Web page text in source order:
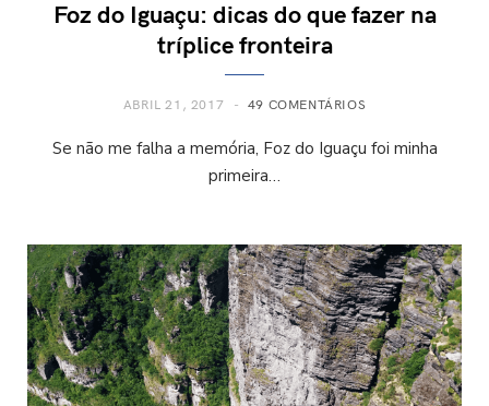
Foz do Iguaçu: dicas do que fazer na
tríplice fronteira
ABRIL 21, 2017 49 COMENTÁRIOS
Se não me falha a memória, Foz do Iguaçu foi minha
primeira…